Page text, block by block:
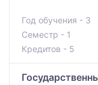
Год обучения - 3
Семестр - 1
Кредитов - 5